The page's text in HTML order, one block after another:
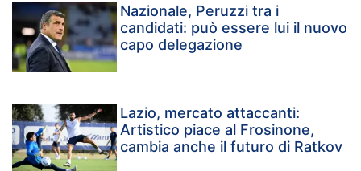
Nazionale, Peruzzi tra i
candidati: può essere lui il nuovo
capo delegazione
Lazio, mercato attaccanti:
Artistico piace al Frosinone,
cambia anche il futuro di Ratkov